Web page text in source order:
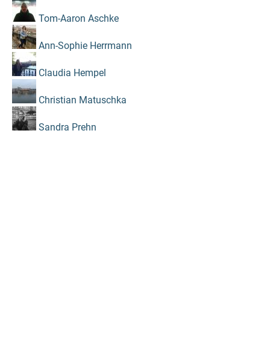
Tom-Aaron Aschke
Ann-Sophie Herrmann
Claudia Hempel
Christian Matuschka
Sandra Prehn